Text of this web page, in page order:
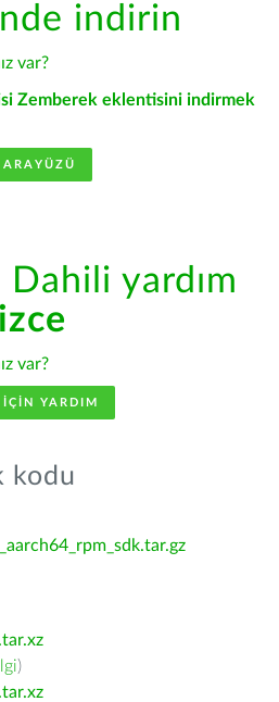
indirin
var?
Zemberek eklentisini indirmek
yardım
var?
YARDIM
kodu
)